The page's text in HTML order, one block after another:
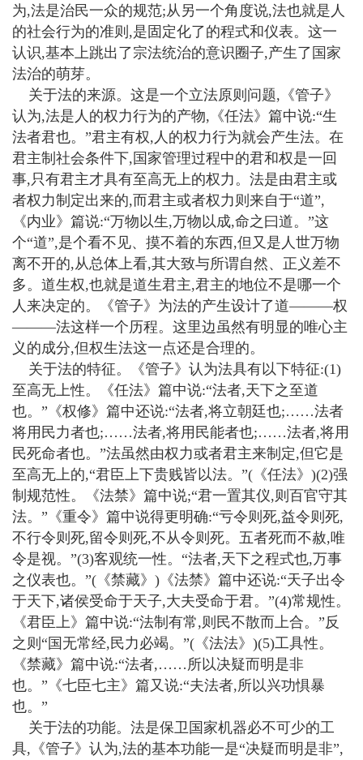
为,法是治民一众的规范;从另一个角度说,法也就是人
的社会行为的准则,是固定化了的程式和仪表。这一
认识,基本上跳出了宗法统治的意识圈子,产生了国家
法治的萌芽。
关于法的来源。这是一个立法原则问题,《管子》
认为,法是人的权力行为的产物,《任法》篇中说:“生
法者君也。”君主有权,人的权力行为就会产生法。在
君主制社会条件下,国家管理过程中的君和权是一回
事,只有君主才具有至高无上的权力。法是由君主或
者权力制定出来的,而君主或者权力则来自于“道”,
《内业》篇说:“万物以生,万物以成,命之曰道。”这
个“道”,是个看不见、摸不着的东西,但又是人世万物
离不开的,从总体上看,其大致与所谓自然、正义差不
多。道生权,也就是道生君主,君主的地位不是哪一个
人来决定的。《管子》为法的产生设计了道———权
———法这样一个历程。这里边虽然有明显的唯心主
义的成分,但权生法这一点还是合理的。
关于法的特征。《管子》认为法具有以下特征:(1)
至高无上性。《任法》篇中说:“法者,天下之至道
也。”《权修》篇中还说:“法者,将立朝廷也;……法者
将用民力者也;……法者,将用民能者也;……法者,将用
民死命者也。”法虽然由权力或者君主来制定,但它是
至高无上的,“君臣上下贵贱皆以法。”(《任法》)(2)强
制规范性。《法禁》篇中说;“君一置其仪,则百官守其
法。”《重令》篇中说得更明确:“亏令则死,益令则死,
不行令则死,留令则死,不从令则死。五者死而不赦,唯
令是视。”(3)客观统一性。“法者,天下之程式也,万事
之仪表也。”(《禁藏》)《法禁》篇中还说:“天子出令
于天下,诸侯受命于天子,大夫受命于君。”(4)常规性。
《君臣上》篇中说:“法制有常,则民不散而上合。”反
之则“国无常经,民力必竭。”(《法法》)(5)工具性。
《禁藏》篇中说:“法者,……所以决疑而明是非
也。”《七臣七主》篇又说:“夫法者,所以兴功惧暴
也。”
关于法的功能。法是保卫国家机器必不可少的工
具,《管子》认为,法的基本功能一是“决疑而明是非”,